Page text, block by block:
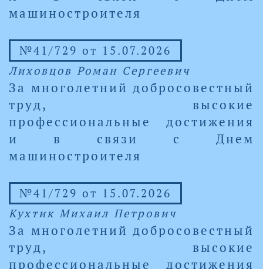
машиностроителя
№41/729 от 15.07.2026
Лиховцов Роман Сергеевич
За многолетний добросовестный
труд, высокие
профессиональные достижения
и в связи с Днем
машиностроителя
№41/729 от 15.07.2026
Кухтик Михаил Петрович
За многолетний добросовестный
труд, высокие
профессиональные достижения